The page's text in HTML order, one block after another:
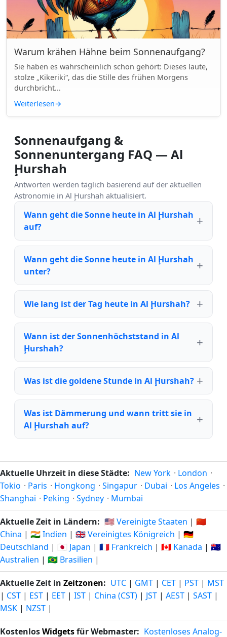
Warum krähen Hähne beim Sonnenaufgang?
Sie haben es wahrscheinlich schon gehört: Dieses laute,
stolze „Kikeriki“, das die Stille des frühen Morgens
durchbricht...
Weiterlesen→
Sonnenaufgang &
Sonnenuntergang FAQ — Al
Ḩurshah
Antworten werden täglich basierend auf der aktuellen
Astronomie in Al Ḩurshah aktualisiert.
Wann geht die Sonne heute in Al Ḩurshah
auf?
Wann geht die Sonne heute in Al Ḩurshah
unter?
Wie lang ist der Tag heute in Al Ḩurshah?
Wann ist der Sonnenhöchststand in Al
Ḩurshah?
Was ist die goldene Stunde in Al Ḩurshah?
Was ist Dämmerung und wann tritt sie in
Al Ḩurshah auf?
Aktuelle Uhrzeit in diese Städte: New York · London ·
Tokio · Paris · Hongkong · Singapur · Dubai · Los Angeles ·
Shanghai · Peking · Sydney · Mumbai
Aktuelle Zeit in Ländern: 🇺🇸 Vereinigte Staaten | 🇨🇳
China | 🇮🇳 Indien | 🇬🇧 Vereinigtes Königreich | 🇩🇪
Deutschland | 🇯🇵 Japan | 🇫🇷 Frankreich | 🇨🇦 Kanada | 🇦🇺
Australien | 🇧🇷 Brasilien |
Aktuelle Zeit in Zeitzonen: UTC | GMT | CET | PST | MST
| CST | EST | EET | IST | China (CST) | JST | AEST | SAST |
MSK | NZST |
KostenlosWidgetsfür Webmaster: Kostenloses Analog-